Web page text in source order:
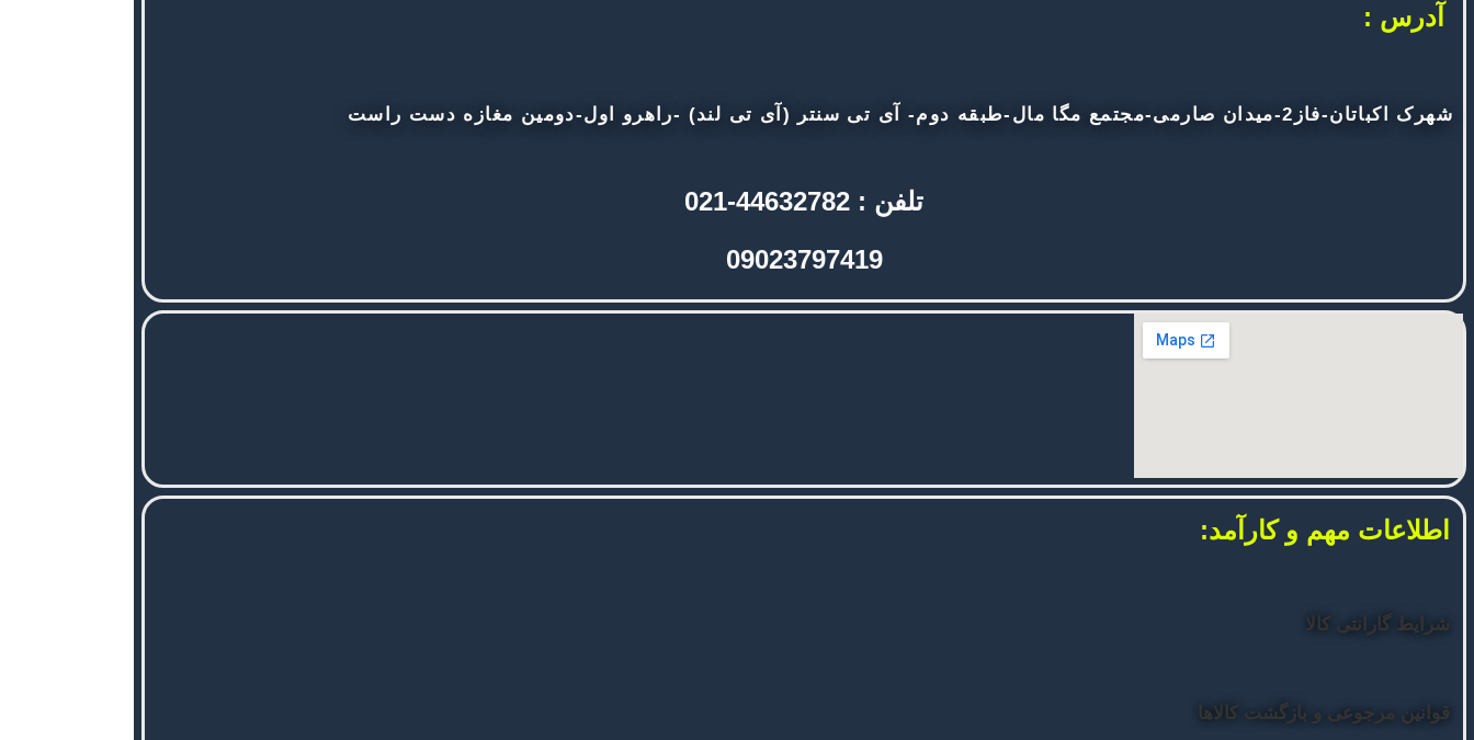
آدرس :
شهرک اکباتان-فاز2-میدان صارمی-مجتمع مگا مال-طبقه دوم- آی تی سنتر (آی تی لند) -راهرو اول-دومین مغازه دست راست
تلفن : 44632782-021
09023797419
اطلاعات مهم و کارآمد:
شرایط گارانتی کالا
قوانین مرجوعی و بازگشت کالاها